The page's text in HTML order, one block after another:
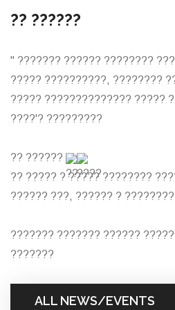
?? ??????
" ??????? ?????? ????????
????? ??????????, ????????
????? ?????????????? ?????
????'? ?????????
?? ??????
?? ????? ? ????? ????????
?????? ???, ?????? ?
??????? ??????? ??????
???????
ALL NEWS/EVENTS